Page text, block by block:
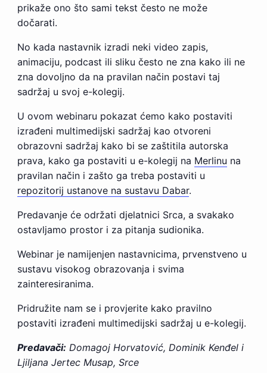
prikaže ono što sami tekst često ne može
dočarati.
No kada nastavnik izradi neki video zapis,
animaciju, podcast ili sliku često ne zna kako ili ne
zna dovoljno da na pravilan način postavi taj
sadržaj u svoj e-kolegij.
U ovom webinaru pokazat ćemo kako postaviti
izrađeni multimedijski sadržaj kao otvoreni
obrazovni sadržaj kako bi se zaštitila autorska
prava, kako ga postaviti u e-kolegij na Merlinu na
pravilan način i zašto ga treba postaviti u
repozitorij ustanove na sustavu Dabar.
Predavanje će održati djelatnici Srca, a svakako
ostavljamo prostor i za pitanja sudionika.
Webinar je namijenjen nastavnicima, prvenstveno u
sustavu visokog obrazovanja i svima
zainteresiranima.
Pridružite nam se i provjerite kako pravilno
postaviti izrađeni multimedijski sadržaj u e-kolegij.
Predavači:Domagoj Horvatović, Dominik Kenđel i
Ljiljana Jertec Musap, Srce